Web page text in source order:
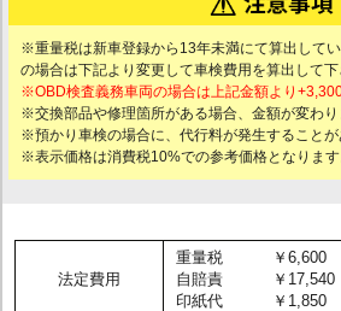
※重量税は新車登録から13年未満にて算出して
の場合は下記より変更して車検費用を算出して下
※OBD検査義務車両の場合は上記金額より
※交換部品や修理箇所がある場合、金額が変わり
※預かり車検の場合に、代行料が発生することが
※表示価格は消費税10%での参考価格となります
法定費用
重量税
￥6,600
自賠責
￥17,540
印紙代
￥1,850